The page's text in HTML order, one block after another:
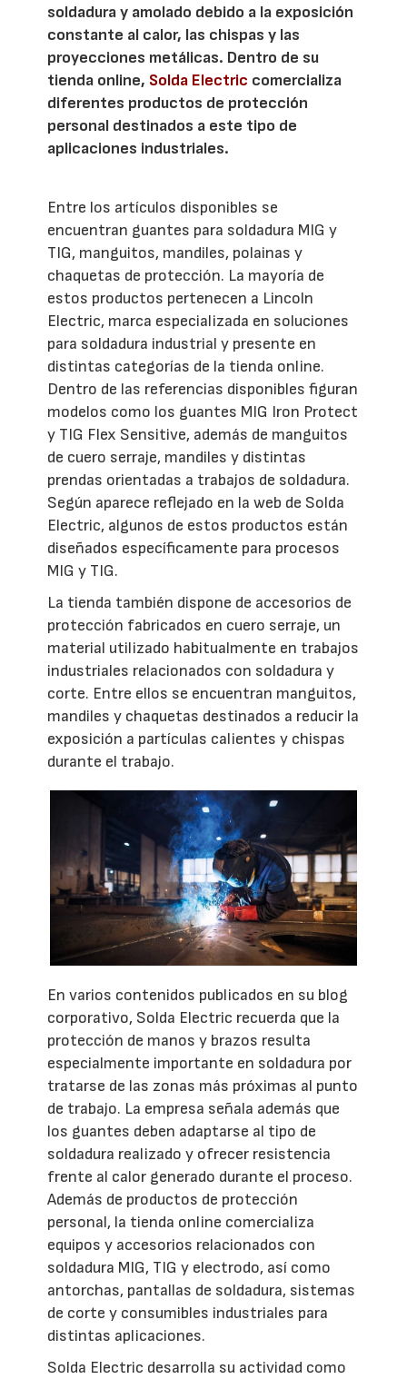
soldadura y amolado debido a la exposición
constante al calor, las chispas y las
proyecciones metálicas. Dentro de su
tienda online, Solda Electric comercializa
diferentes productos de protección
personal destinados a este tipo de
aplicaciones industriales.
Entre los artículos disponibles se
encuentran guantes para soldadura MIG y
TIG, manguitos, mandiles, polainas y
chaquetas de protección. La mayoría de
estos productos pertenecen a Lincoln
Electric, marca especializada en soluciones
para soldadura industrial y presente en
distintas categorías de la tienda online.
Dentro de las referencias disponibles figuran
modelos como los guantes MIG Iron Protect
y TIG Flex Sensitive, además de manguitos
de cuero serraje, mandiles y distintas
prendas orientadas a trabajos de soldadura.
Según aparece reflejado en la web de Solda
Electric, algunos de estos productos están
diseñados específicamente para procesos
MIG y TIG.
La tienda también dispone de accesorios de
protección fabricados en cuero serraje, un
material utilizado habitualmente en trabajos
industriales relacionados con soldadura y
corte. Entre ellos se encuentran manguitos,
mandiles y chaquetas destinados a reducir la
exposición a partículas calientes y chispas
durante el trabajo.
En varios contenidos publicados en su blog
corporativo, Solda Electric recuerda que la
protección de manos y brazos resulta
especialmente importante en soldadura por
tratarse de las zonas más próximas al punto
de trabajo. La empresa señala además que
los guantes deben adaptarse al tipo de
soldadura realizado y ofrecer resistencia
frente al calor generado durante el proceso.
Además de productos de protección
personal, la tienda online comercializa
equipos y accesorios relacionados con
soldadura MIG, TIG y electrodo, así como
antorchas, pantallas de soldadura, sistemas
de corte y consumibles industriales para
distintas aplicaciones.
Solda Electric desarrolla su actividad como